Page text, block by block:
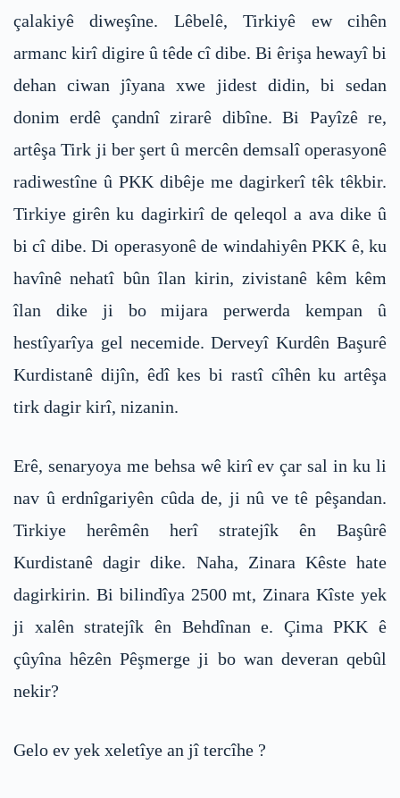
çalakiyê diweşîne. Lêbelê, Tirkiyê ew cihên
armanc kirî digire û têde cî dibe. Bi êrişa hewayî bi
dehan ciwan jîyana xwe jidest didin, bi sedan
donim erdê çandnî zirarê dibîne. Bi Payîzê re,
artêşa Tirk ji ber şert û mercên demsalî operasyonê
radiwestîne û PKK dibêje me dagirkerî têk têkbir.
Tirkiye girên ku dagirkirî de qeleqol a ava dike û
bi cî dibe. Di operasyonê de windahiyên PKK ê, ku
havînê nehatî bûn îlan kirin, zivistanê kêm kêm
îlan dike ji bo mijara perwerda kempan û
hestîyarîya gel necemide. Derveyî Kurdên Başurê
Kurdistanê dijîn, êdî kes bi rastî cîhên ku artêşa
tirk dagir kirî, nizanin.
Erê, senaryoya me behsa wê kirî ev çar sal in ku li
nav û erdnîgariyên cûda de, ji nû ve tê pêşandan.
Tirkiye herêmên herî stratejîk ên Başûrê
Kurdistanê dagir dike. Naha, Zinara Kêste hate
dagirkirin. Bi bilindîya 2500 mt, Zinara Kîste yek
ji xalên stratejîk ên Behdînan e. Çima PKK ê
çûyîna hêzên Pêşmerge ji bo wan deveran qebûl
nekir?
Gelo ev yek xeletîye an jî tercîhe ?